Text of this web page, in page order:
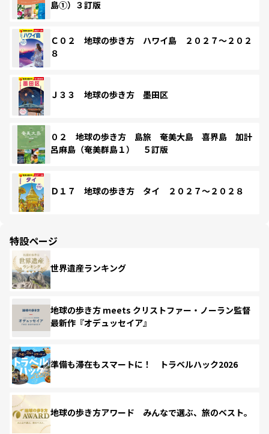
島①）３訂版
Ｃ０２ 地球の歩き方 ハワイ島 ２０２７～２０２
８
Ｊ３３ 地球の歩き方 墨田区
０２ 地球の歩き方 島旅 奄美大島 喜界島 加計
呂麻島（奄美群島１） ５訂版
Ｄ１７ 地球の歩き方 タイ ２０２７～２０２８
特設ページ
世界遺産ランキング
地球の歩き方 meets クリストファー・ノーラン監督
最新作『オデュッセイア』
準備も滞在もスマートに！ トラベルハック2026
地球の歩き方アワード みんなで選ぶ、旅のベスト。